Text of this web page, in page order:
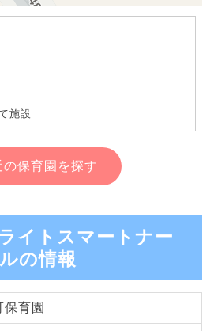
施設
の保育園を探す
イトスマートナー
の情報
保育園